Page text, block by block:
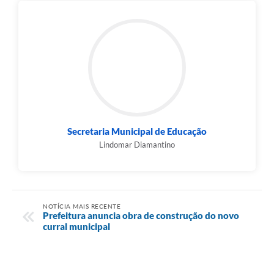
Secretaria Municipal de Educação
Lindomar Diamantino
NOTÍCIA MAIS RECENTE
Prefeitura anuncia obra de construção do novo
curral municipal